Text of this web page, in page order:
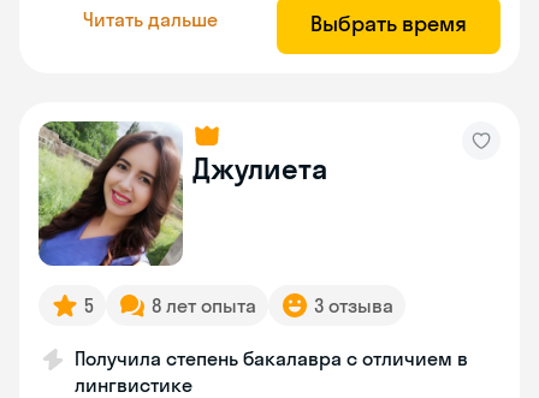
Читать дальше Выбрать время
Джулиета
5 8 лет опыта 3 отзыва
Получила степень бакалавра с отличием в
лингвистике